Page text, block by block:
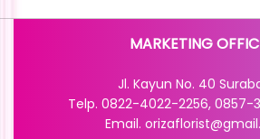
MARKETING
Jl. Kayun No. 40
Telp. 0822-4022-2256,
Email.